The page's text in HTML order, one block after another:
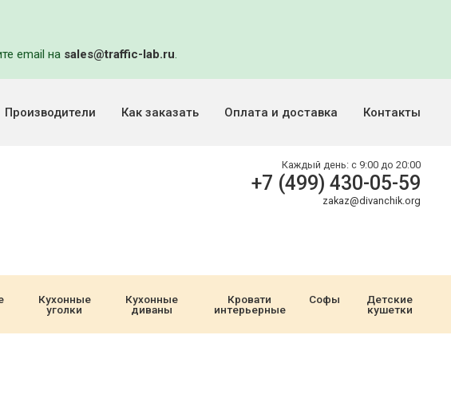
email на sales@traffic-lab.ru.
Производители Как заказать Оплата и доставка Контакты
Каждый день: с 9:00 до 20:00
+7 (499) 430-05-59
zakaz@divanchik.org
Кухонные
уголки
Кухонные
диваны
Кровати
интерьерные
Софы
Детские
кушетки